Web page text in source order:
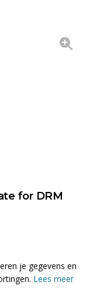
for DRM
je gegevens en
Lees meer